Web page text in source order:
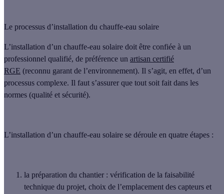
Le processus d’installation du chauffe-eau solaire
L’installation d’un chauffe-eau solaire doit être confiée à un
professionnel qualifié, de préférence un artisan certifié
RGE (reconnu garant de l’environnement). Il s’agit, en effet, d’un
processus complexe. Il faut s’assurer que tout soit fait dans les
normes (qualité et sécurité).
L’installation d’un chauffe-eau solaire se déroule en quatre étapes :
la préparation du chantier : vérification de la faisabilité
technique du projet, choix de l’emplacement des capteurs et